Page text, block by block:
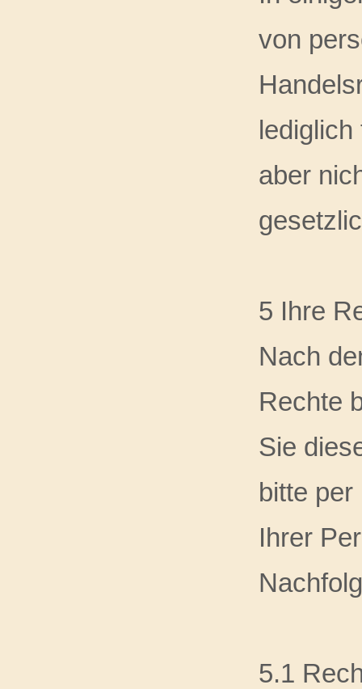
von
aber
5 Ihre
Nach
Rechte
Sie
bitte
Ihrer
5.1